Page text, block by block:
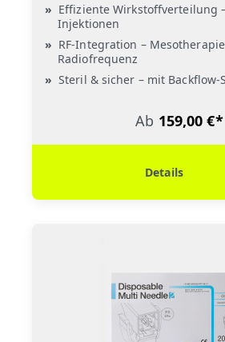
Effiziente Wirkstoffverteilung
Injektionen
RF-Integration –
Radiofrequenz
Steril & sicher – mit Backflow-
Ab 159,00 €*
Details